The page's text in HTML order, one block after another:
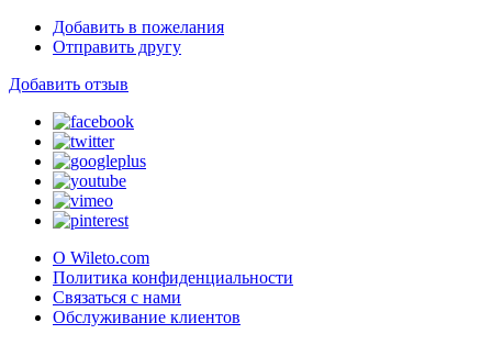
Добавить в пожелания
Отправить другу
Добавить отзыв
О Wileto.com
Политика конфиденциальности
Связаться с нами
Обслуживание клиентов